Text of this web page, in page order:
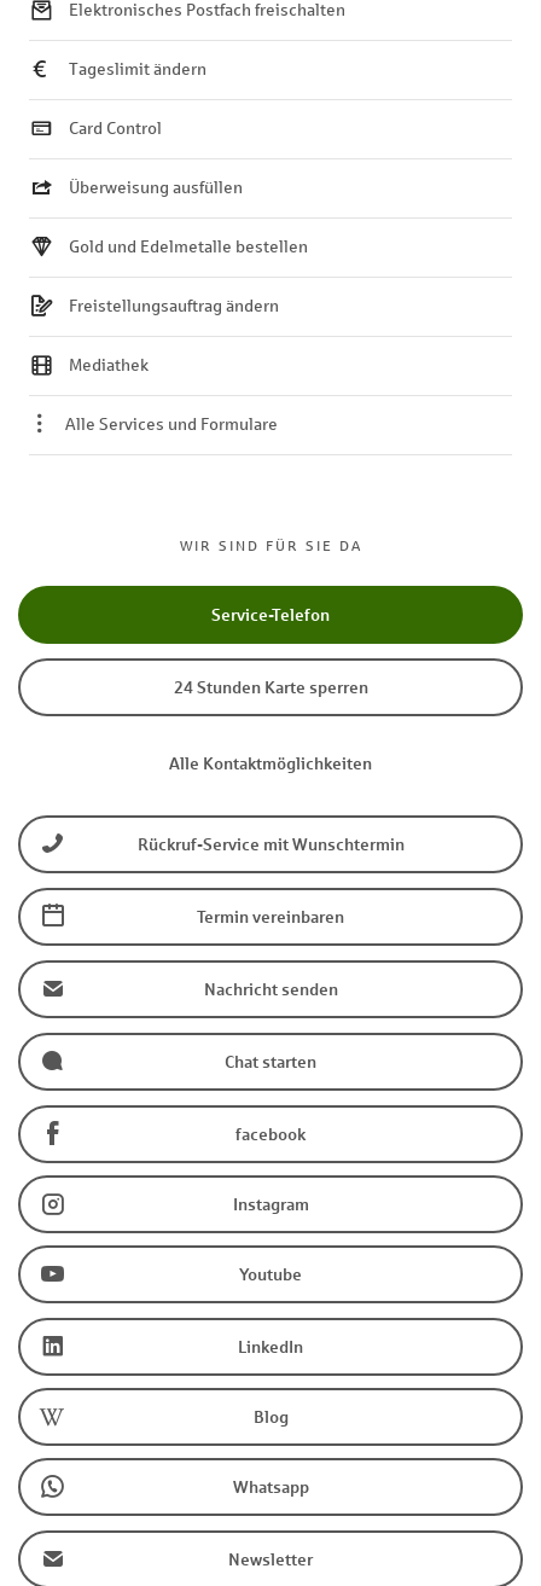
WIR SIND FÜR SIE DA
Service-Telefon
24 Stunden Karte sperren
Alle Kontaktmöglichkeiten
Rückruf-Service mit Wunschtermin
Termin vereinbaren
Nachricht senden
Chat starten
facebook
Instagram
Youtube
LinkedIn
Blog
Whatsapp
Newsletter
Elektronisches Postfach freischalten
Tageslimit ändern
Card Control
Überweisung ausfüllen
Gold und Edelmetalle bestellen
Freistellungsauftrag ändern
Mediathek
Alle Services und Formulare